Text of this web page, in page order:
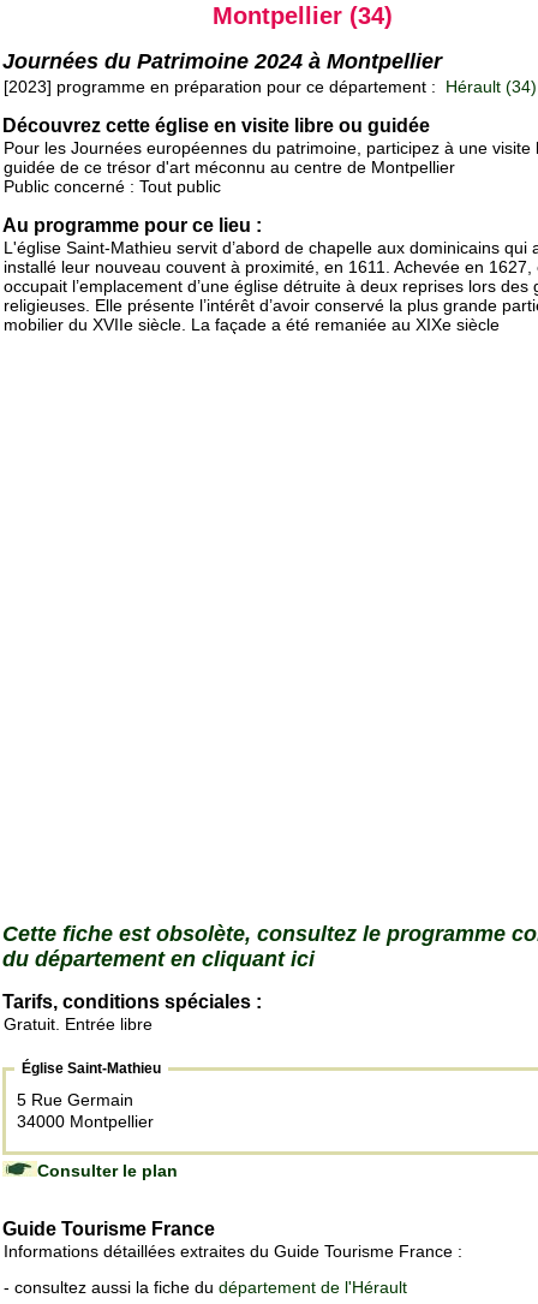
Montpellier (34)
Journées du Patrimoine 2024 à Montpellier
[2023] programme en préparation pour ce département : Hérault (34)
Découvrez cette église en visite libre ou guidée
Pour les Journées européennes du patrimoine, participez à une visite
guidée de ce trésor d'art méconnu au centre de Montpellier
Public concerné : Tout public
Au programme pour ce lieu :
L'église Saint-Mathieu servit d’abord de chapelle aux dominicains qui
installé leur nouveau couvent à proximité, en 1611. Achevée en 1627,
occupait l’emplacement d’une église détruite à deux reprises lors des
religieuses. Elle présente l’intérêt d’avoir conservé la plus grande
mobilier du XVIIe siècle. La façade a été remaniée au XIXe siècle
Cette fiche est obsolète, consultez le programme
du département en cliquant ici
Tarifs, conditions spéciales :
Gratuit. Entrée libre
Église Saint-Mathieu
5 Rue Germain
34000 Montpellier
Consulter le plan
Guide Tourisme France
Informations détaillées extraites du Guide Tourisme France :
- consultez aussi la fiche du département de l'Hérault